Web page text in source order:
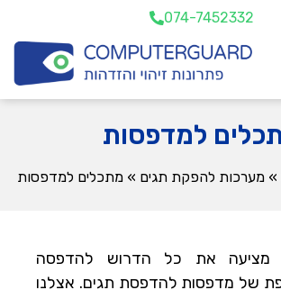
074-7452332
למדפסות
»מערכות להפקת תגים »מתכלים למדפסות
מציעה את כל הדרוש להדפסה
של מדפסות להדפסת תגים. אצלנו